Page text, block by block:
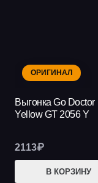
ОРИГИНАЛ
Выгонка Go Doctor
Yellow GT 2056 Y
2113₽
В КОРЗИНУ